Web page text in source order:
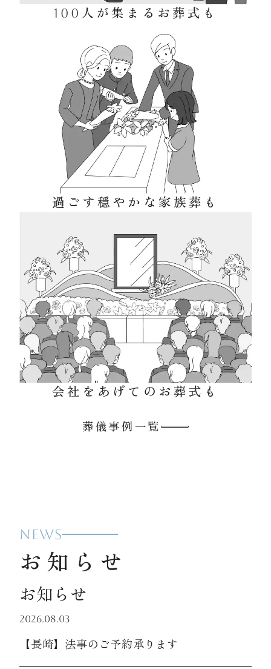
100人が集まるお葬式も
過ごす穏やかな家族葬も
会社をあげてのお葬式も
葬儀事例一覧
NEWS
お知らせ
お知らせ
2026.08.03
【長崎】法事のご予約承ります